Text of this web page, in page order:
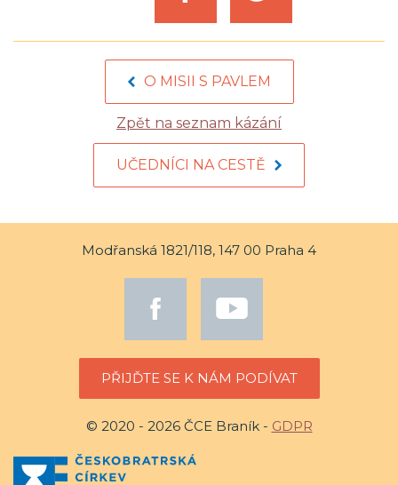
O MISII S PAVLEM
Zpět na seznam kázání
UČEDNÍCI NA CESTĚ
Modřanská 1821/118, 147 00 Praha 4
PŘIJĎTE SE K NÁM PODÍVAT
© 2020 - 2026 ČCE Braník - GDPR